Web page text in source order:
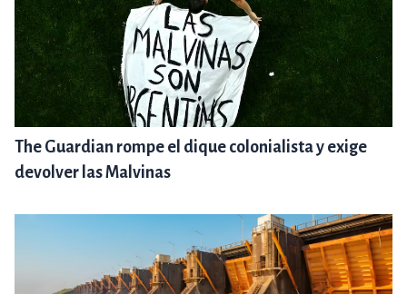
The Guardian rompe el dique colonialista y exige
devolver las Malvinas